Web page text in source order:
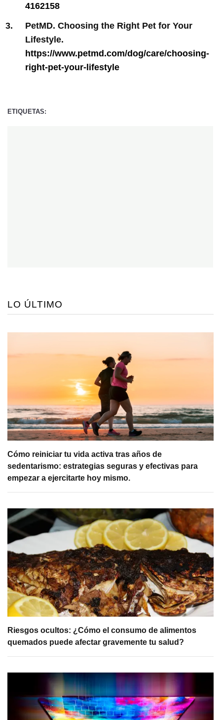
4162158
PetMD. Choosing the Right Pet for Your
Lifestyle.
https://www.petmd.com/dog/care/choosing-
right-pet-your-lifestyle
ETIQUETAS:
LO ÚLTIMO
Cómo reiniciar tu vida activa tras años de
sedentarismo: estrategias seguras y efectivas para
empezar a ejercitarte hoy mismo.
Riesgos ocultos: ¿Cómo el consumo de alimentos
quemados puede afectar gravemente tu salud?